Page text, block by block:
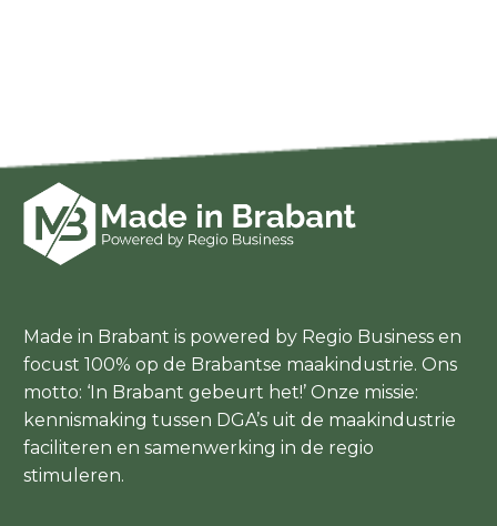
Made in Brabant is powered by Regio Business en
focust 100% op de Brabantse maakindustrie. Ons
motto: ‘In Brabant gebeurt het!’ Onze missie:
kennismaking tussen DGA’s uit de maakindustrie
faciliteren en samenwerking in de regio
stimuleren.